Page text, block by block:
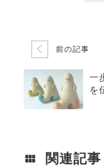
前の記事
一
を
関連記事